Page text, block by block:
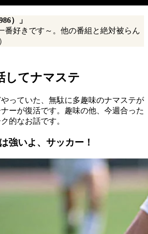
）」
番好きです～。他の番組と絶対被らん
してナマステ
っていた、無駄に多趣味のナマステが
ーが復活です。趣味の他、今週合った
的なお話です。
強いよ、サッカー！